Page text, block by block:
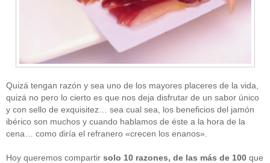
Quizá tengan razón y sea uno de los mayores placeres de la vida,
quizá no pero lo cierto es que nos deja disfrutar de un sabor único
y con sello de exquisitez… sea cual sea, los beneficios del jamón
ibérico son muchos y cuando hablamos de éste a la hora de la
cena… como diría el refranero «crecen los enanos».
Hoy queremos compartir solo 10 razones, de las más de 100 que